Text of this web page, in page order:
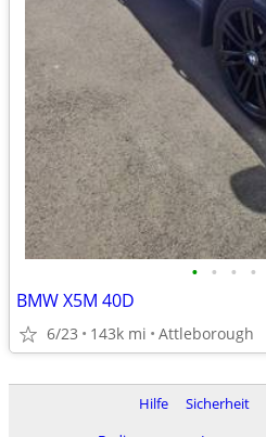
• • • •
BMW X5M 40D
6/23 143k mi Attleborough
Hilfe Sicherheit